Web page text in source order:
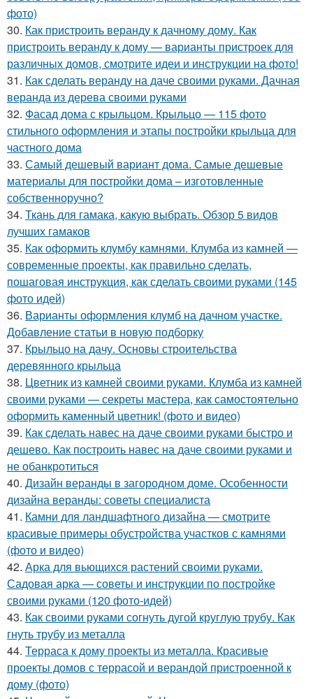
фото)
30. Как пристроить веранду к дачному дому. Как
пристроить веранду к дому — варианты пристроек для
различных домов, смотрите идеи и инструкции на фото!
31. Как сделать веранду на даче своими руками. Дачная
веранда из дерева своими руками
32. Фасад дома с крыльцом. Крыльцо — 115 фото
стильного оформления и этапы постройки крыльца для
частного дома
33. Самый дешевый вариант дома. Самые дешевые
материалы для постройки дома – изготовленные
собственноручно?
34. Ткань для гамака, какую выбрать. Обзор 5 видов
лучших гамаков
35. Как оформить клумбу камнями. Клумба из камней —
современные проекты, как правильно сделать,
пошаговая инструкция, как сделать своими руками (145
фото идей)
36. Варианты оформления клумб на дачном участке.
Добавление статьи в новую подборку
37. Крыльцо на дачу. Основы строительства
деревянного крыльца
38. Цветник из камней своими руками. Клумба из камней
своими руками — секреты мастера, как самостоятельно
оформить каменный цветник! (фото и видео)
39. Как сделать навес на даче своими руками быстро и
дешево. Как построить навес на даче своими руками и
не обанкротиться
40. Дизайн веранды в загородном доме. Особенности
дизайна веранды: советы специалиста
41. Камни для ландшафтного дизайна — смотрите
красивые примеры обустройства участков с камнями
(фото и видео)
42. Арка для вьющихся растений своими руками.
Садовая арка — советы и инструкции по постройке
своими руками (120 фото-идей)
43. Как своими руками согнуть дугой круглую трубу. Как
гнуть трубу из металла
44. Терраса к дому проекты из металла. Красивые
проекты домов с террасой и верандой пристроенной к
дому (фото)